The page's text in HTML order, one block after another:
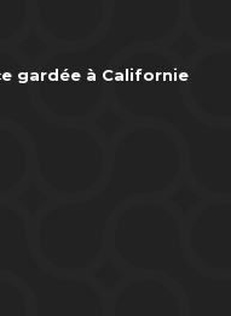
gardée à Californie